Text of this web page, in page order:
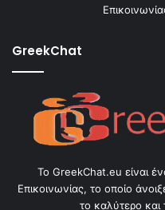
GreekChat
Το GreekChat.eu είναι
Επικοινωνίας, το οποίο
το καλύτερο και